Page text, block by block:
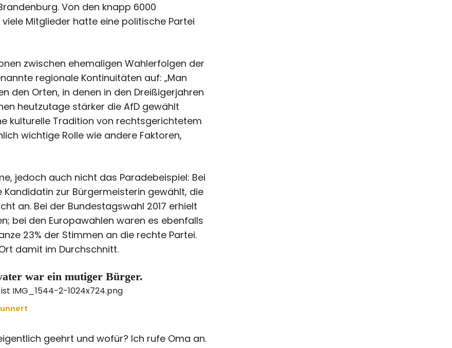
Von den knapp 6000
viele Mitglieder hatte eine politische Partei
zwischen ehemaligen Wahlerfolgen der
regionale Kontinuitäten auf: „Man
den Orten, in denen in den Dreißigerjahren
heutzutage stärker die AfD gewählt
kulturelle Tradition von rechtsgerichtetem
wichtige Rolle wie andere Faktoren,
jedoch auch nicht das Paradebeispiel: Bei
zur Bürgermeisterin gewählt, die
an. Bei der Bundestagswahl 2017 erhielt
bei den Europawahlen waren es ebenfalls
23% der Stimmen an die rechte Partei.
damit im Durchschnitt.
war ein mutiger Bürger.
geehrt und wofür? Ich rufe Oma an.